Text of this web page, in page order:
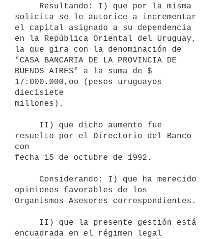
solicita se le autorice a incrementar
el capital asignado a su dependencia
en la República Oriental del Uruguay,
la que gira con la denominación de
"CASA BANCARIA DE LA PROVINCIA DE
BUENOS AIRES" a la suma de $
17:000.000,oo (pesos uruguayos
diecisiete
millones).
resuelto por el Directorio del Banco
con
fecha 15 de octubre de 1992.
opiniones favorables de los
Organismos Asesores correspondientes.
encuadrada en el régimen legal